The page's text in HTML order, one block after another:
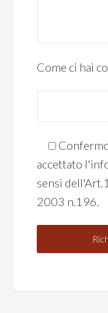
Come ci hai
accettato
sensi
2003 n.196.